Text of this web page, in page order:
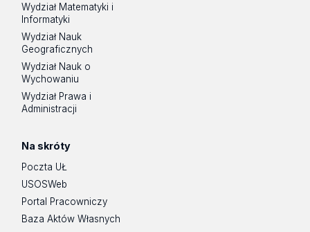
Wydział Matematyki i
Informatyki
Wydział Nauk
Geograficznych
Wydział Nauk o
Wychowaniu
Wydział Prawa i
Administracji
Na skróty
Poczta UŁ
USOSWeb
Portal Pracowniczy
Baza Aktów Własnych